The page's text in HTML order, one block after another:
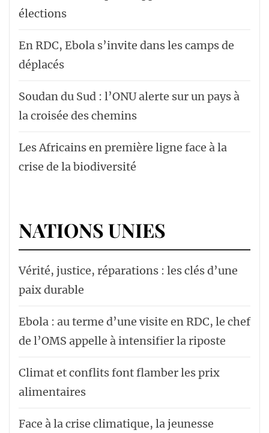
élections
En RDC, Ebola s’invite dans les camps de
déplacés
Soudan du Sud : l’ONU alerte sur un pays à
la croisée des chemins
Les Africains en première ligne face à la
crise de la biodiversité
NATIONS UNIES
Vérité, justice, réparations : les clés d’une
paix durable
Ebola : au terme d’une visite en RDC, le chef
de l’OMS appelle à intensifier la riposte
Climat et conflits font flamber les prix
alimentaires
Face à la crise climatique, la jeunesse